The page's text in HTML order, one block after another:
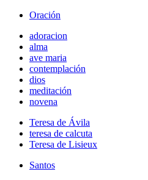
Oración
adoracion
alma
ave maria
contemplación
dios
meditación
novena
Teresa de Ávila
teresa de calcuta
Teresa de Lisieux
Santos